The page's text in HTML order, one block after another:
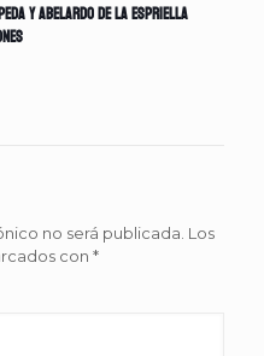
y Abelardo de la Espriella
no será publicada. Los
con *